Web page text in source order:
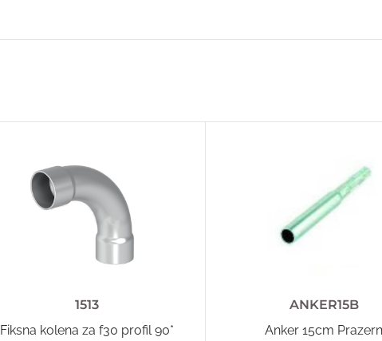
1513
Fiksna kolena za f30 profil 90*
ANKER15B
Anker 15cm Prazern